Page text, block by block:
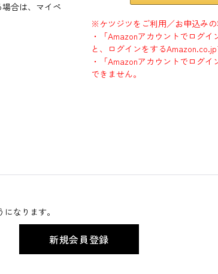
合は、マイペ
※ケツジツをご利用／お申込みの
・「Amazonアカウントでログ
と、ログインをする
・「Amazonアカウントでログ
できません。
なります。